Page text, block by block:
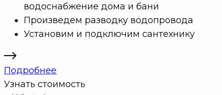
водоснабжение дома и бани
Произведем разводку водопровода
Установим и подключим сантехнику
Подробнее
Узнать стоимость